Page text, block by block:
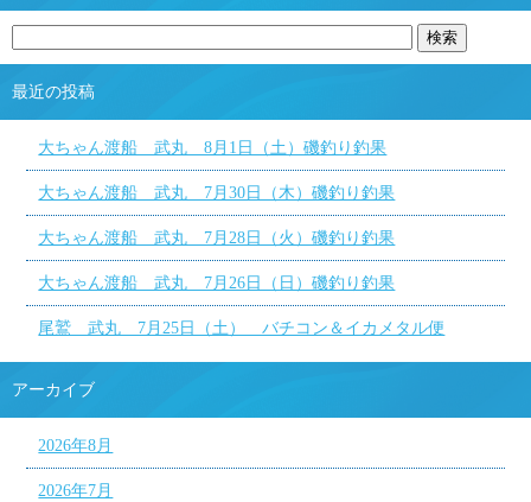
最近の投稿
大ちゃん渡船 武丸 8月1日（土）磯釣り釣果
大ちゃん渡船 武丸 7月30日（木）磯釣り釣果
大ちゃん渡船 武丸 7月28日（火）磯釣り釣果
大ちゃん渡船 武丸 7月26日（日）磯釣り釣果
尾鷲 武丸 7月25日（土） バチコン＆イカメタル便
アーカイブ
2026年8月
2026年7月